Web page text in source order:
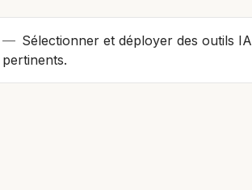
— Sélectionner et déployer des outils IA
pertinents.